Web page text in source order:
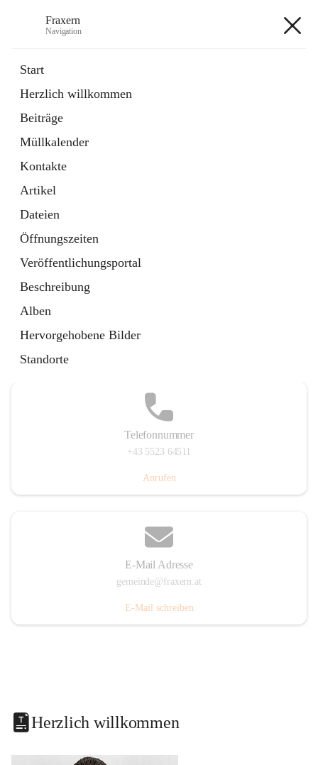
Fraxern
Navigation
Start
Herzlich willkommen
Beiträge
Müllkalender
Kontakte
Artikel
Dateien
Öffnungszeiten
Veröffentlichungsportal
Beschreibung
Alben
Hervorgehobene Bilder
Standorte
Ordner
in
Tab
Formulare
Artikel
öffnet
in
neuem
Tab
Telefonnummer
+43 5523 64511
Anrufen
E-Mail Adresse
gemeinde@fraxern.at
E-Mail schreiben
Herzlich willkommen